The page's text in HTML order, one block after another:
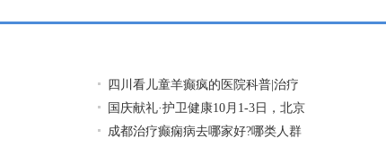
四川看儿童羊癫疯的医院科普|治疗
国庆献礼·护卫健康10月1-3日，北京
成都治疗癫痫病去哪家好?哪类人群